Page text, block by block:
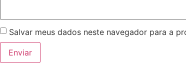
Salvar meus dados neste navegador para a